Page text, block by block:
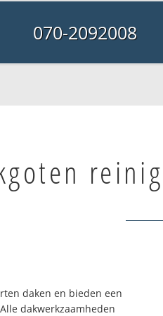
070-2092008
daken en bieden een
dakwerkzaamheden